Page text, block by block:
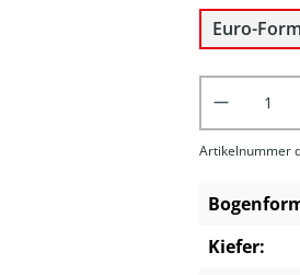
Euro-
Artikelnummer
Kiefer: